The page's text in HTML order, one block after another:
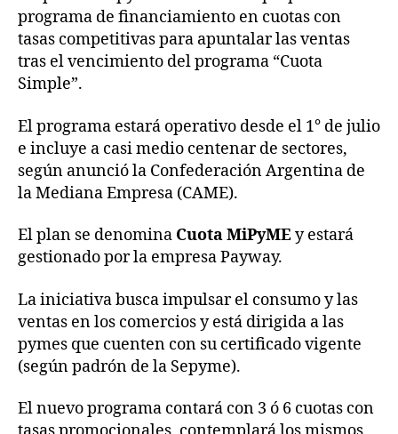
programa de financiamiento en cuotas con
tasas competitivas para apuntalar las ventas
tras el vencimiento del programa “Cuota
Simple”.
El programa estará operativo desde el 1° de julio
e incluye a casi medio centenar de sectores,
según anunció la Confederación Argentina de
la Mediana Empresa (CAME).
El plan se denomina Cuota MiPyMEy estará
gestionado por la empresa Payway.
La iniciativa busca impulsar el consumo y las
ventas en los comercios y está dirigida a las
pymes que cuenten con su certificado vigente
(según padrón de la Sepyme).
El nuevo programa contará con 3 ó 6 cuotas con